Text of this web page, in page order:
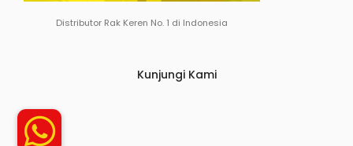
Distributor Rak Keren No. 1 di Indonesia
Kunjungi Kami